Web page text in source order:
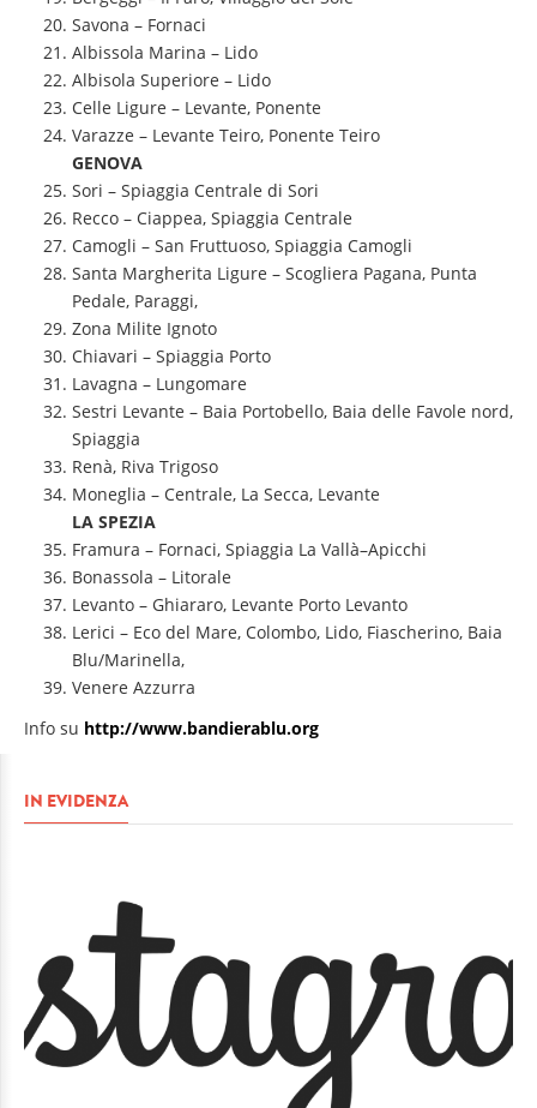
Savona – Fornaci
Albissola Marina – Lido
Albisola Superiore – Lido
Celle Ligure – Levante, Ponente
Varazze – Levante Teiro, Ponente Teiro
GENOVA
Sori – Spiaggia Centrale di Sori
Recco – Ciappea, Spiaggia Centrale
Camogli – San Fruttuoso, Spiaggia Camogli
Santa Margherita Ligure – Scogliera Pagana, Punta
Pedale, Paraggi,
Zona Milite Ignoto
Chiavari – Spiaggia Porto
Lavagna – Lungomare
Sestri Levante – Baia Portobello, Baia delle Favole nord,
Spiaggia
Renà, Riva Trigoso
Moneglia – Centrale, La Secca, Levante
LA SPEZIA
Framura – Fornaci, Spiaggia La Vallà–Apicchi
Bonassola – Litorale
Levanto – Ghiararo, Levante Porto Levanto
Lerici – Eco del Mare, Colombo, Lido, Fiascherino, Baia
Blu/Marinella,
Venere Azzurra
Info su http://www.bandierablu.org
IN EVIDENZA